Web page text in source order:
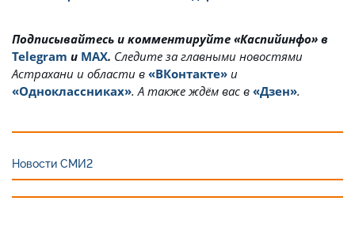
Подписывайтесь и комментируйте «Каспийинфо» в
Telegram и MAX. Cледите за главными новостями
Астрахани и области в «ВКонтакте» и
«Одноклассниках». А также ждём вас в «Дзен».
Новости СМИ2